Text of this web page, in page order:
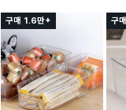
구매 1.6만+ 구